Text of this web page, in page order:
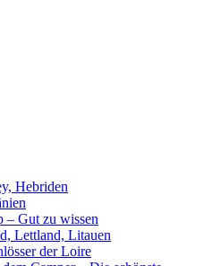
Hebriden
– Gut zu wissen
Lettland, Litauen
der Loire